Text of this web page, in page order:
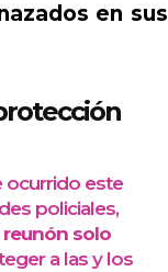
en sus
ocurrido este
policiales,
solo
a las y los